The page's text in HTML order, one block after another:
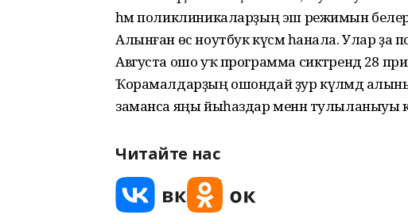
һәм поликлиникаларҙың эш режимын
Алынған өс ноутбук күсмә һанала. Улар ҙа
Августа ошо уҡ программа сиктәрендә 28
Ҡорамалдарҙың ошондай ҙур күләмдә
заманса яңы йыһаздар менән тулыланыуы
Читайте нас